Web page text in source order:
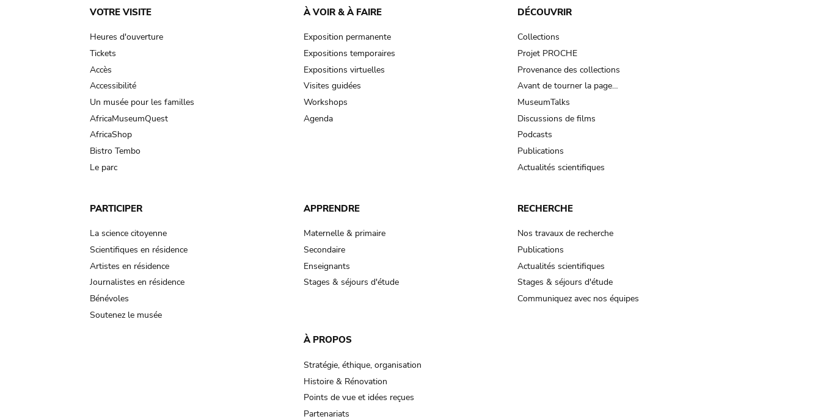
Main
navigation
VOTRE VISITE
Heures d'ouverture
Tickets
Accès
Accessibilité
Un musée pour les familles
AfricaMuseumQuest
AfricaShop
Bistro Tembo
Le parc
À VOIR & À FAIRE
Exposition permanente
Expositions temporaires
Expositions virtuelles
Visites guidées
Workshops
Agenda
DÉCOUVRIR
Collections
Projet PROCHE
Provenance des collections
Avant de tourner la page…
MuseumTalks
Discussions de films
Podcasts
Publications
Actualités scientifiques
PARTICIPER
La science citoyenne
Scientifiques en résidence
Artistes en résidence
Journalistes en résidence
Bénévoles
Soutenez le musée
APPRENDRE
Maternelle & primaire
Secondaire
Enseignants
Stages & séjours d'étude
RECHERCHE
Nos travaux de recherche
Publications
Actualités scientifiques
Stages & séjours d'étude
Communiquez avec nos équipes
À PROPOS
Stratégie, éthique, organisation
Histoire & Rénovation
Points de vue et idées reçues
Partenariats